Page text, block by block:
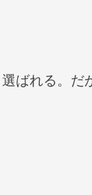
ばれる。だ